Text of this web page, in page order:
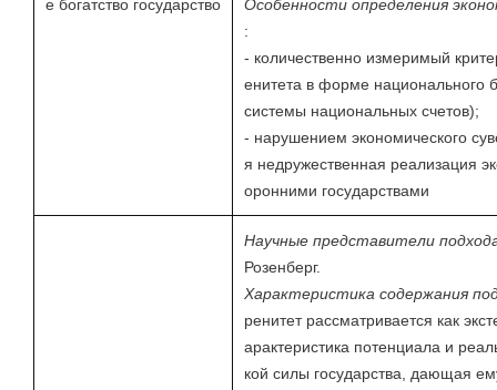
е богатство государство
Особенности определения
:
- количественно измеримый
енитета в форме национального
системы национальных счетов);
- нарушением экономического
я недружественная реализация
оронними государствами
Научные представители
Розенберг.
Характеристика содержания
ренитет рассматривается как
арактеристика потенциала и
кой силы государства, дающая